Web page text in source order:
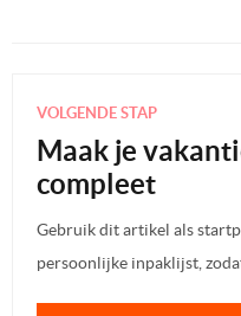
VOLGENDE STAP
Maak je
compleet
Gebruik dit artikel als
persoonlijke inpaklijst,